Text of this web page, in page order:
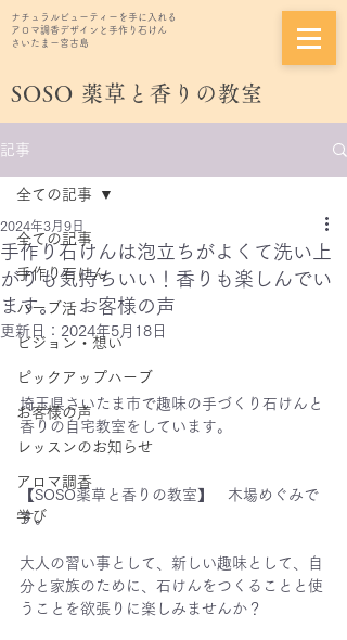
SOSO 薬草と香りの教室
ナチュラルビューティーを手に入れる
アロマ調香デザインと手作り石けん
さいたまー宮古島
記事
全ての記事
手作り石けん
ハーブ活
ビジョン・想い
ピックアップハーブ
お客様の声
レッスンのお知らせ
アロマ調香
学び
全ての記事
手作り石けんは泡立ちがよくて洗い上
がりも気持ちいい！香りも楽しんでい
ます。 お客様の声
2024年3月9日
更新日： 2024年5月18日
埼玉県さいたま市で趣味の手づくり石けんと
香りの自宅教室をしています。
【SOSO薬草と香りの教室】　木場めぐみで
す。
大人の習い事として、新しい趣味として、自
分と家族のために、石けんをつくることと使
うことを欲張りに楽しみませんか？